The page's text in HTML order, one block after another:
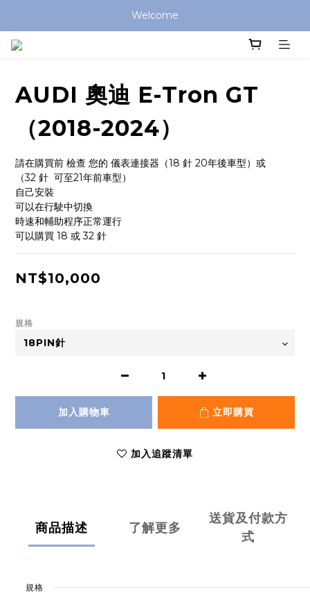
Welcome
AUDI 奧迪 E-Tron GT
（2018-2024）
請在購買前 檢查 您的 儀表連接器（18 針 20年後車型）或
（32 針  可至21年前車型）
自己安裝
可以在行駛中切換
時速和輔助程序正常運行
可以購買 18 或 32 針
NT$10,000
規格
加入購物車 立即購買
加入追蹤清單
商品描述 了解更多
送貨及付款方
式
規格